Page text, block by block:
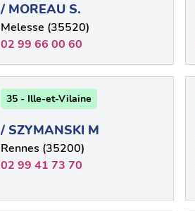
/ MOREAU S.
Melesse (35520)
02 99 66 00 60
35 - Ille-et-Vilaine
/ SZYMANSKI M
Rennes (35200)
02 99 41 73 70